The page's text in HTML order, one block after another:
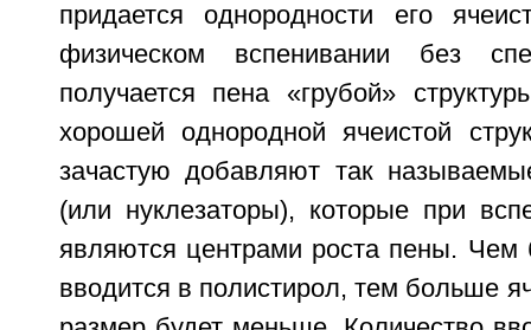
придается однородности его
физическом вспенивании без
получается пена «грубой»
хорошей однородной ячеистой
зачастую добавляют так
(или нуклезаторы), которые при
являются центрами роста пены. Чем
вводится в полистирол, тем больше